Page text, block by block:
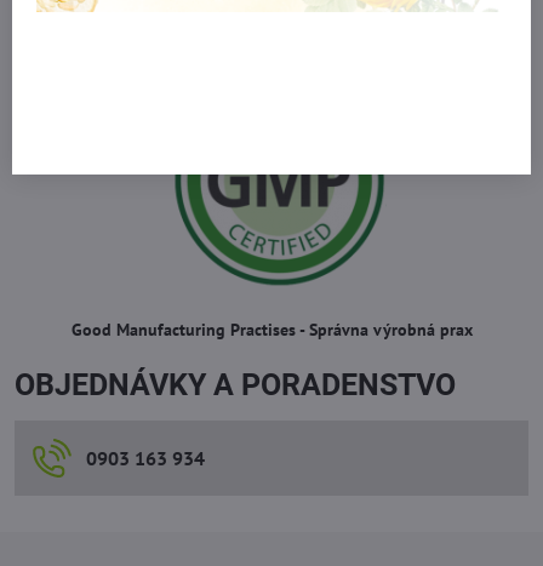
Good Manufacturing Practises - Správna výrobná prax
OBJEDNÁVKY A PORADENSTVO
0903 163 934